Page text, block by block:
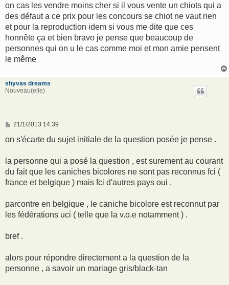
on cas les vendre moins cher si il vous vente un chiots qui a
des défaut a ce prix pour les concours se chiot ne vaut rien
et pour la reproduction idem si vous me dite que ces
honnête ça et bien bravo je pense que beaucoup de
personnes qui on u le cas comme moi et mon amie pensent
le même
shyvas dreams
Nouveau(elle)
M
s
g
e
21/1/2013 14:39
on s'écarte du sujet initiale de la question posée je pense .
la personne qui a posé la question , est surement au courant
du fait que les caniches bicolores ne sont pas reconnus fci (
france et belgique ) mais fci d'autres pays oui .
parcontre en belgique , le caniche bicolore est reconnut par
les fédérations uci ( telle que la v.o.e notamment ) .
bref .
alors pour répondre directement a la question de la
personne , a savoir un mariage gris/black-tan